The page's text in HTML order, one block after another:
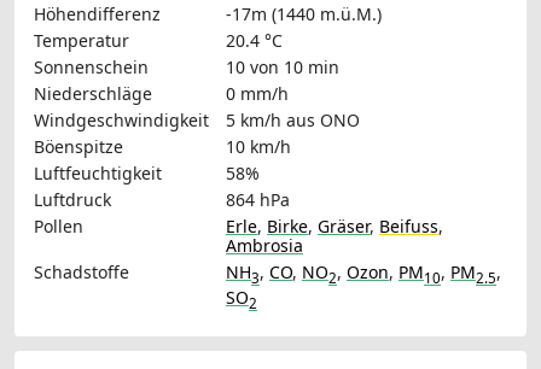
Höhendifferenz
-17m (1440 m.ü.M.)
Temperatur
20.4 °C
Sonnenschein
10 von 10 min
Niederschläge
0 mm/h
Windgeschwindigkeit
5 km/h aus ONO
Böenspitze
10 km/h
Luftfeuchtigkeit
58%
Luftdruck
864 hPa
Pollen
Erle, Birke, Gräser, Beifuss,
Ambrosia
Schadstoffe
NH3, CO, NO2, Ozon, PM10, PM2.5,
SO2